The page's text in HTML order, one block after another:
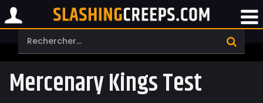
Mercenary Kings Test